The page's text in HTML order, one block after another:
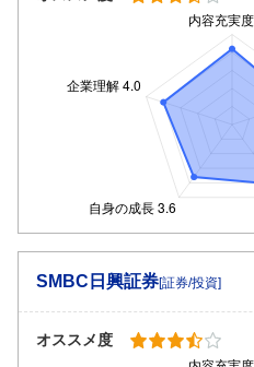
SMBC日興証券[証券/投資]
オススメ度